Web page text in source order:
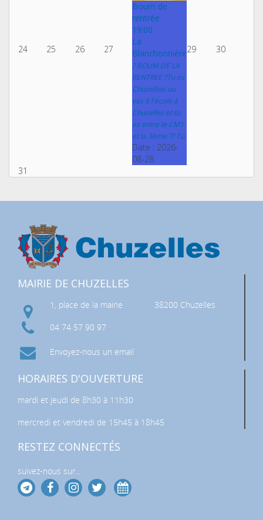
24 25 26 27
Boum de
rentrée
19:00
La
Blanchonnière
? BOUM DE LA
RENTREE ?Tu es
Chuzellois ou
vas à l'école à
Chuzelles et tu
es entre le CM1
et la 3ème ?? Tu
Date : 2026-
08-28
29 30
31
MAIRIE DE CHUZELLES
1, place de la mairie
38200 Chuzelles
04 74 57 90 97
Envoyez-nous un email
HORAIRES D'OUVERTURE
mardi et jeudi de 8h30 à 11h30
mercredi et vendredi de 15h45 à 18h45
RESTEZ CONNECTÉS
suivez-nous sur...